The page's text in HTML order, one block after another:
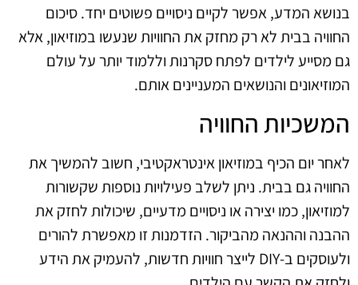
בנושא המדע, אפשר לקיים ניסויים פשוטים יחד. סיכום
החוויה בבית לא רק מחזק את החוויות שנעשו במוזיאון, אלא
גם מסייע לילדים לפתח סקרנות וללמוד יותר על עולם
המוזיאונים והנושאים המעניינים אותם.
המשכיות החוויה
לאחר יום הכיף במוזיאון אינטראקטיבי, חשוב להמשיך את
החוויה גם בבית. ניתן לשלב פעילויות נוספות שקשורות
למוזיאון, כמו יצירה או ניסויים מדעיים, שיכולות לחזק את
ההבנה וההנאה מהביקור. הזדמנות זו מאפשרת להורים
ולעוסקים ב-DIY לייצר חוויות חדשות, להעמיק את הידע